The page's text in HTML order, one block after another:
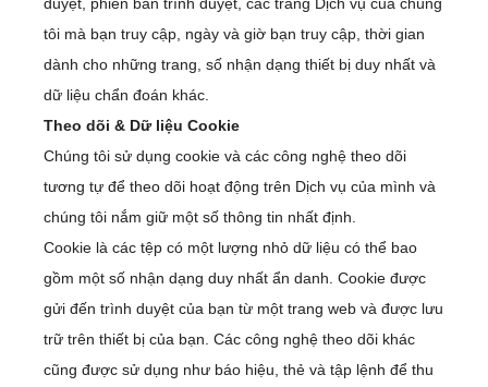
tôi mà bạn truy cập, ngày và giờ bạn truy cập, thời gian
dành cho những trang, số nhận dạng thiết bị duy nhất và
dữ liệu chẩn đoán khác.
Theo dõi & Dữ liệu Cookie
Chúng tôi sử dụng cookie và các công nghệ theo dõi
tương tự để theo dõi hoạt động trên Dịch vụ của mình và
chúng tôi nắm giữ một số thông tin nhất định.
Cookie là các tệp có một lượng nhỏ dữ liệu có thể bao
gồm một số nhận dạng duy nhất ẩn danh. Cookie được
gửi đến trình duyệt của bạn từ một trang web và được lưu
trữ trên thiết bị của bạn. Các công nghệ theo dõi khác
cũng được sử dụng như báo hiệu, thẻ và tập lệnh để thu